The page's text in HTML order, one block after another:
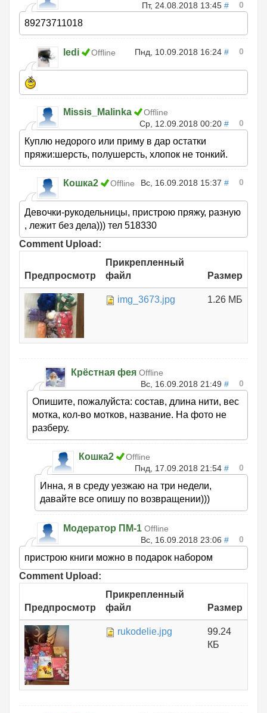
Пт, 24.08.2018 13:45 # 0
89273711018
ledi Offline Пнд, 10.09.2018 16:24 # 0
Missis_Malinka
Offline
Ср, 12.09.2018 00:20 # 0
Куплю недорого или приму в дар остатки
пряжи:шерсть, полушерсть, хлопок не тонкий.
Кошка2 Offline Вс, 16.09.2018 15:37 # 0
Девочки-рукодельницы, пристрою пряжу, разную
, лежит без дела))) тел 518330
Comment Upload:
Предпросмотр
Прикрепленный
файл
Размер
img_3673.jpg 1.26 МБ
Крёстная фея Offline
Вс, 16.09.2018 21:49 # 0
Опишите, пожалуйста: состав, длина нити, вес
мотка, кол-во мотков, название. На фото не
разберу.
Кошка2
Offline
Пнд, 17.09.2018 21:54 # 0
Инна, я в среду уезжаю на три недели,
давайте все опишу по возвращении)))
Модератор ПМ-1 Offline
Вс, 16.09.2018 23:06 # 0
пристрою книги можно в подарок набором
Comment Upload:
Предпросмотр
Прикрепленный
файл
Размер
rukodelie.jpg
99.24
КБ